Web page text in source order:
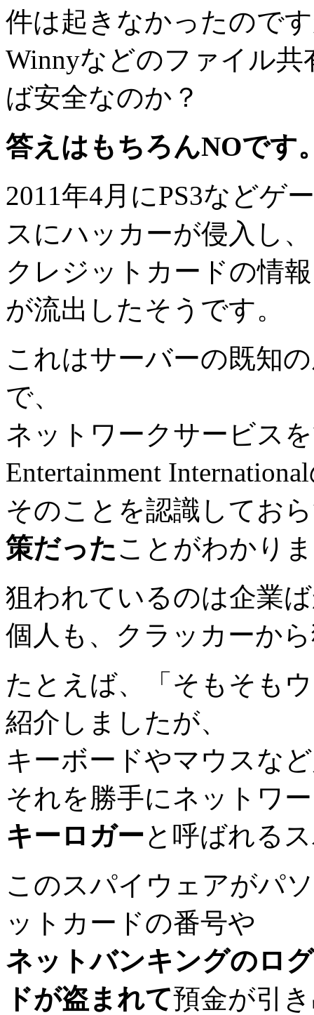
件は起きなかったので
Winnyなどのファイル
ば安全なのか？
答えはもちろんNOです
2011年4月にPS3などゲ
スにハッカーが侵入し、
クレジットカードの情
が流出したそうです。
これはサーバーの既知
で、
ネットワークサービス
Entertainment
そのことを認識してお
策だったことがわかり
狙われているのは企業
個人も、クラッカーか
たとえば、「そもそも
紹介しましたが、
キーボードやマウスな
それを勝手にネットワ
キーロガーと呼ばれる
このスパイウェアがパ
ットカードの番号や
ネットバンキングのロ
ドが盗まれて預金が引